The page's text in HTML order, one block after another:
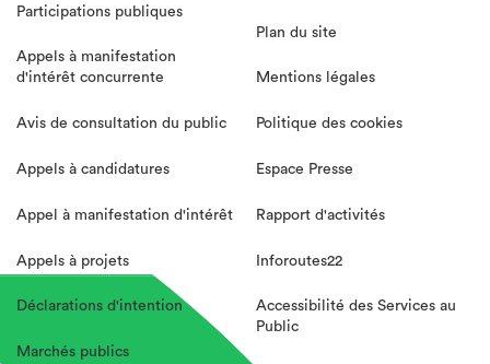
Participations publiques
Appels à manifestation
d'intérêt concurrente
Avis de consultation du public
Appels à candidatures
Appel à manifestation d'intérêt
Appels à projets
Déclarations d'intention
Marchés publics
Plan du site
Mentions légales
Politique des cookies
Espace Presse
Rapport d'activités
Inforoutes22
Accessibilité des Services au
Public